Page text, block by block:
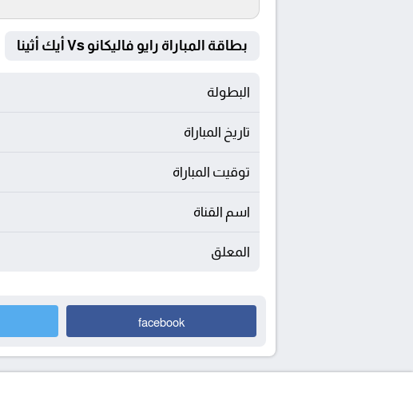
بطاقة المباراة رايو فاليكانو Vs أيك أثينا
البطولة
تاريخ المباراة
توقيت المباراة
اسم القناة
المعلق
facebook